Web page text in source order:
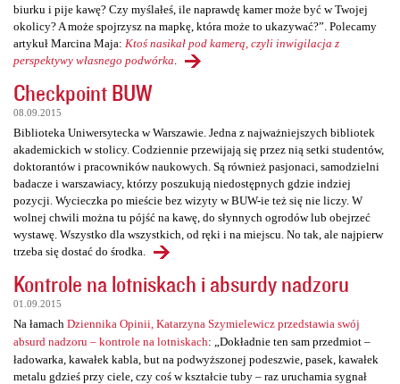
biurku i pije kawę? Czy myślałeś, ile naprawdę kamer może być w Twojej
okolicy? A może spojrzysz na mapkę, która może to ukazywać?”. Polecamy
artykuł Marcina Maja: Ktoś nasikał pod kamerą, czyli inwigilacja z
perspektywy własnego podwórka
Checkpoint BUW
08.09.2015
Biblioteka Uniwersytecka w Warszawie. Jedna z najważniejszych bibliotek
akademickich w stolicy. Codziennie przewijają się przez nią setki studentów,
doktorantów i pracowników naukowych. Są również pasjonaci, samodzielni
badacze i warszawiacy, którzy poszukują niedostępnych gdzie indziej
pozycji. Wycieczka po mieście bez wizyty w BUW-ie też się nie liczy. W
wolnej chwili można tu pójść na kawę, do słynnych ogrodów lub obejrzeć
wystawę. Wszystko dla wszystkich, od ręki i na miejscu. No tak, ale najpierw
trzeba się dostać do środka.
Kontrole na lotniskach i absurdy nadzoru
01.09.2015
Na łamach Dziennika Opinii, Katarzyna Szymielewicz przedstawia swój
absurd nadzoru – kontrole na lotniskach: „Dokładnie ten sam przedmiot –
ładowarka, kawałek kabla, but na podwyższonej podeszwie, pasek, kawałek
metalu gdzieś przy ciele, czy coś w kształcie tuby – raz uruchamia sygnał